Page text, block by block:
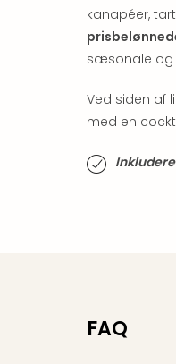
kanapéer,
sæsonale og
Ved siden af
med en
FAQ